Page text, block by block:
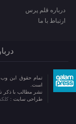
درباره قلم پرس
ارتباط با ما
تمام حقوق این
است.
نشر مطالب با ذکر
طراحی سایت :